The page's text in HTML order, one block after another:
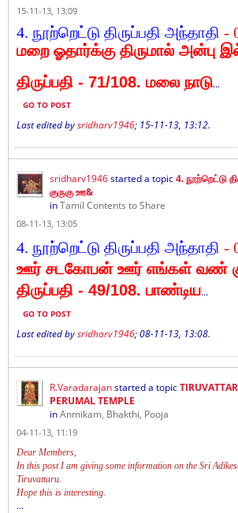
15-11-13, 13:09
4. நூற்றெட்டு திருப்பதி அந்தாதி -
மறை ஓதார்க்கு திருமால் அன்பு
திருப்பதி - 71/108. மலை நாடு...
GO TO POST
Last edited bysridharv1946; 15-11-13, 13:12.
sridharv1946started a topic4. நூற்றெட்டு
குருகு ஊ&
inTamil Contents to Share
08-11-13, 13:05
4. நூற்றெட்டு திருப்பதி அந்தாதி -
ஊர் சடகோபன் ஊர் எங்கள் வண்
திருப்பதி - 49/108. பாண்டிய...
GO TO POST
Last edited bysridharv1946;08-11-13, 13:08.
R.Varadarajanstarted a topic
PERUMAL TEMPLE
inAnmikam, Bhakthi, Pooja
04-11-13, 11:19
Dear Members,
In this post I am giving some information on the Sri
Tiruvattaru.
Hope this is interesting.
...